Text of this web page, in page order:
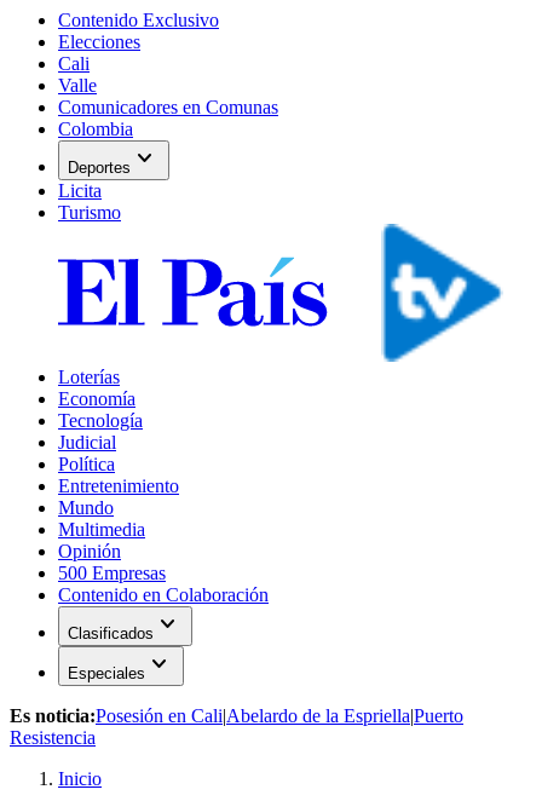
Contenido Exclusivo
Elecciones
Cali
Valle
Comunicadores en Comunas
Colombia
Deportes expand_more
Licita
Turismo
Loterías
Economía
Tecnología
Judicial
Política
Entretenimiento
Mundo
Multimedia
Opinión
500 Empresas
Contenido en Colaboración
Clasificados expand_more
Especiales expand_more
Es noticia:Posesión en Cali|Abelardo de la Espriella|Puerto
Resistencia
Inicio